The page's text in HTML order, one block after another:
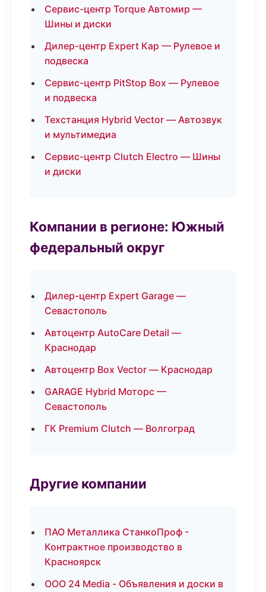
Сервис-центр Torque Автомир —
Шины и диски
Дилер-центр Expert Кар — Рулевое и
подвеска
Сервис-центр PitStop Box — Рулевое
и подвеска
Техстанция Hybrid Vector — Автозвук
и мультимедиа
Сервис-центр Clutch Electro — Шины
и диски
Компании в регионе: Южный
федеральный округ
Дилер-центр Expert Garage —
Севастополь
Автоцентр AutoCare Detail —
Краснодар
Автоцентр Box Vector — Краснодар
GARAGE Hybrid Моторс —
Севастополь
ГК Premium Clutch — Волгоград
Другие компании
ПАО Металлика СтанкоПроф -
Контрактное производство в
Красноярск
ООО 24 Media - Объявления и доски в